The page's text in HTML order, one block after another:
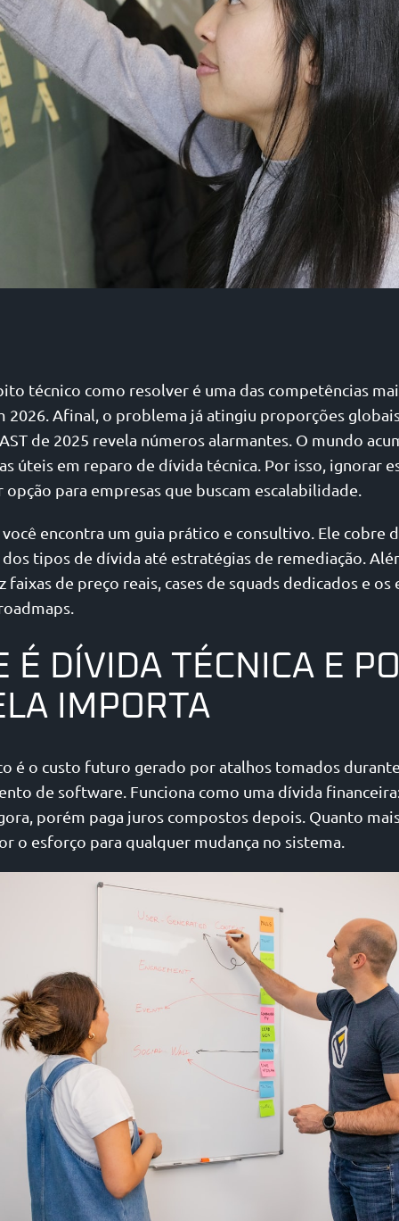
técnico como resolver é uma das competências
2026. Afinal, o problema já atingiu proporções
de 2025 revela números alarmantes. O mundo
úteis em reparo de dívida técnica. Por isso, ignorar
para empresas que buscam escalabilidade.
encontra um guia prático e consultivo. Ele cobre
tipos de dívida até estratégias de remediação.
faixas de preço reais, cases de squads dedicados e os
É DÍVIDA TÉCNICA E
IMPORTA
é o custo futuro gerado por atalhos tomados
de software. Funciona como uma dívida
porém paga juros compostos depois. Quanto
o esforço para qualquer mudança no sistema.